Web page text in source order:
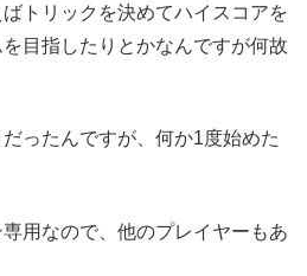
トリックを決めてハイスコアを
目指したりとかなんですが何故
ったんですが、何か1度始めた
用なので、他のプレイヤーもあ